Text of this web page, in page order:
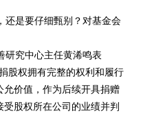
是要仔细甄别？对基金会
究中心主任黄浠鸣表
股权拥有完整的权利和履行
价值，作为后续开具捐赠
股权所在公司的业绩并判